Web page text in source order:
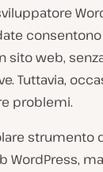
sito web,
Tuttavia,
problemi.
strumento
WordPress,